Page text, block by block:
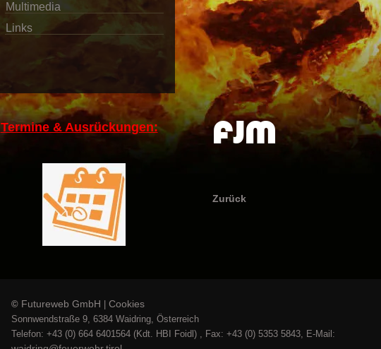
Multimedia
Links
Termine & Ausrückungen: FJM
Zurück
© Futureweb GmbH | Cookies
Sonnwendstraße 9, 6384 Waidring, Österreich
Telefon: +43 (0) 664 6401564 (Kdt. HBI Foidl) , Fax: +43 (0) 5353 5843, E-Mail: